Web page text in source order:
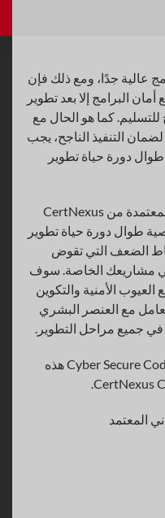
عالية جدًا، ومع ذلك فإن
البرامج إلا بعد تطوير
للتسليم. كما هو الحال مع
التنفيذ الناجح، يجب
دورة حياة تطوير
تقدم دورة Cyber Secure Coder المعتمدة من CertNexus
طوال دورة حياة تطوير
الضعف التي تقوض
في مشاريعك الخاصة. سوف
الأمنية والتكوين
مع العنصر البشري
في جميع مراحل التطوير.
بالإضافة إلى ذلك، ستعمل دورة Cyber Secure Coder هذه
المعتمد